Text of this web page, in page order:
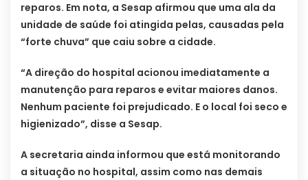
reparos. Em nota, a Sesap afirmou que uma ala da
unidade de saúde foi atingida pelas, causadas pela
“forte chuva” que caiu sobre a cidade.
“A direção do hospital acionou imediatamente a
manutenção para reparos e evitar maiores danos.
Nenhum paciente foi prejudicado. E o local foi seco e
higienizado”, disse a Sesap.
A secretaria ainda informou que está monitorando
a situação no hospital, assim como nas demais